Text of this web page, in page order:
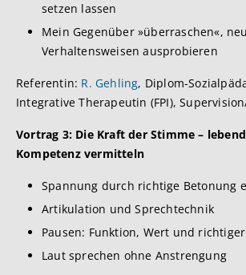
setzen lassen
Mein Gegenüber »überraschen«,
Verhaltensweisen ausprobieren
Referentin: R. Gehling, Diplom-
Integrative Therapeutin (FPI),
Vortrag 3: Die Kraft der Stimme –
Kompetenz vermitteln
Spannung durch richtige Betonung
Artikulation und Sprechtechnik
Pausen: Funktion, Wert und
Laut sprechen ohne Anstrengung